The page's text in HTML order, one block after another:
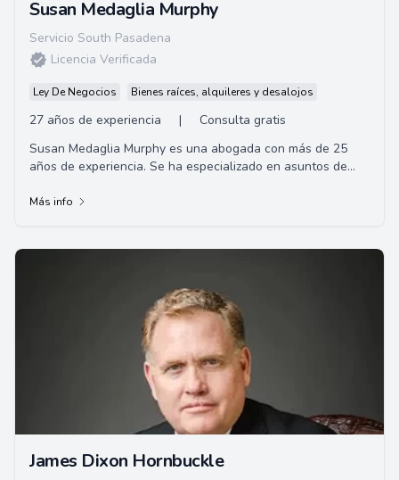
Susan Medaglia Murphy
Servicio South Pasadena
Licencia Verificada
Ley De Negocios Bienes raíces, alquileres y desalojos
27 años de experiencia |
Consulta gratis
Susan Medaglia Murphy es una abogada con más de 25
años de experiencia. Se ha especializado en asuntos de
Más info
James Dixon Hornbuckle